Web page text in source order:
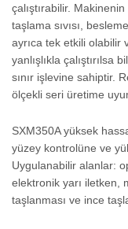
çalıştırabilir.
taşlama sıvısı,
ayrıca tek etkili olabilir
yanlışlıkla çalıştırılsa
sınır işlevine sahiptir.
ölçekli seri üretime
SXM350A yüksek
yüzey kontrolüne ve
Uygulanabilir alanlar:
elektronik yarı iletken,
taşlanması ve ince